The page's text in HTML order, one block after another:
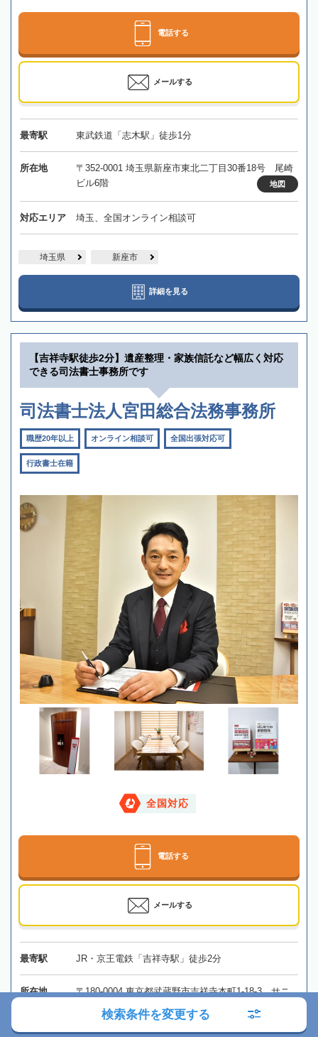
電話する
メールする
最寄駅 東武鉄道「志木駅」徒歩1分
所在地
〒352-0001 埼玉県新座市東北二丁目30番18号 尾崎
ビル6階
地図
対応エリア 埼玉、全国オンライン相談可
埼玉県 新座市
詳細を見る
【吉祥寺駅徒歩2分】遺産整理・家族信託など幅広く対応
できる司法書士事務所です
司法書士法人宮田総合法務事務所
職歴20年以上 オンライン相談可 全国出張対応可
行政書士在籍
全国対応
電話する
メールする
最寄駅 JR・京王電鉄「吉祥寺駅」徒歩2分
所在地
〒180-0004 東京都武蔵野市吉祥寺本町1-18-3 サニ
ーシティ吉祥寺802
検索条件を変更する